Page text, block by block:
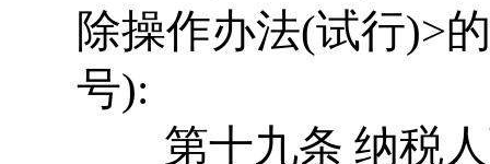
除操作办法(试行)>
号):
第十九条 纳税